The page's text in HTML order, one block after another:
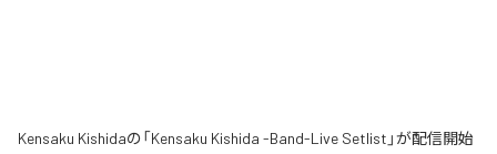
Kensaku Kishidaの「Kensaku Kishida -Band-Live Setlist」が配信開始